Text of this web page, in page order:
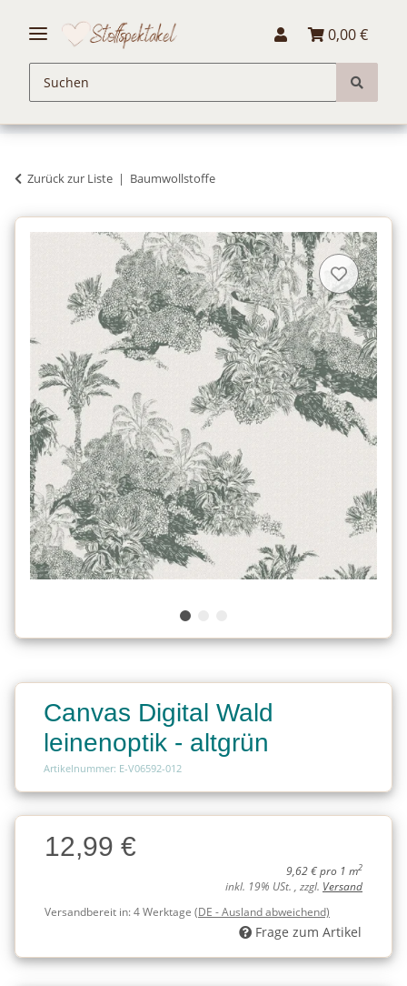
0,00 €
Zurück zur Liste Baumwollstoffe
Canvas Digital Wald
leinenoptik - altgrün
Artikelnummer: E-V06592-012
Charge
Charge12,99 €
9,62 € pro 1 m2
inkl. 19% USt. , zzgl. Versand
Versandbereit in:4 Werktage (DE - Ausland abweichend)
Frage zum Artikel